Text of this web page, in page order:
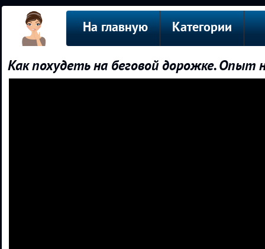
На главную Категории
Как похудеть на беговой дорожке.